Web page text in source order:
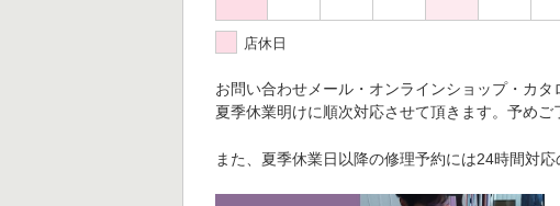
店休日
お問い合わせメール・オンラインショップ・カタ
夏季休業明けに順次対応させて頂きます。予めご
また、夏季休業日以降の修理予約には24時間対